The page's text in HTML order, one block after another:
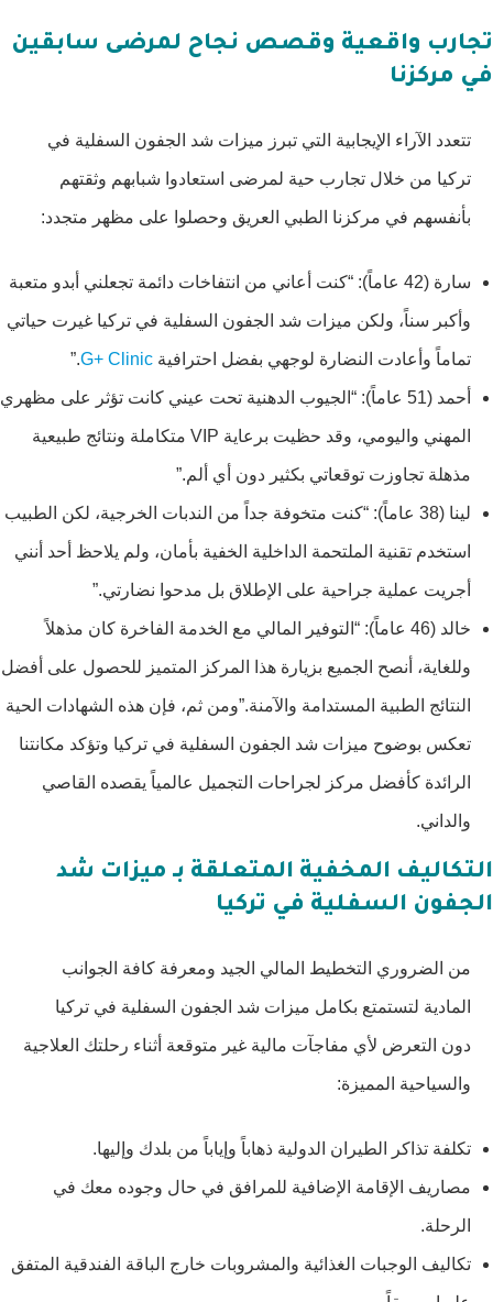
تجارب واقعية وقصص نجاح لمرضى سابقين
في مركزنا
تتعدد الآراء الإيجابية التي تبرز ميزات شد الجفون السفلية في
تركيا من خلال تجارب حية لمرضى استعادوا شبابهم وثقتهم
بأنفسهم في مركزنا الطبي العريق وحصلوا على مظهر متجدد:
سارة (42 عاماً): “كنت أعاني من انتفاخات دائمة تجعلني أبدو متعبة
وأكبر سناً، ولكن ميزات شد الجفون السفلية في تركيا غيرت حياتي
تماماً وأعادت النضارة لوجهي بفضل احترافية G+ Clinic
.”
أحمد (51 عاماً): “الجيوب الدهنية تحت عيني كانت تؤثر على مظهري
المهني واليومي، وقد حظيت برعاية VIP متكاملة ونتائج طبيعية
مذهلة تجاوزت توقعاتي بكثير دون أي ألم.”
لينا (38 عاماً): “كنت متخوفة جداً من الندبات الخرجية، لكن الطبيب
استخدم تقنية الملتحمة الداخلية الخفية بأمان، ولم يلاحظ أحد أنني
أجريت عملية جراحية على الإطلاق بل مدحوا نضارتي.”
خالد (46 عاماً): “التوفير المالي مع الخدمة الفاخرة كان مذهلاً
وللغاية، أنصح الجميع بزيارة هذا المركز المتميز للحصول على أفضل
النتائج الطبية المستدامة والآمنة.”ومن ثم، فإن هذه الشهادات الحية
تعكس بوضوح ميزات شد الجفون السفلية في تركيا وتؤكد مكانتنا
الرائدة كأفضل مركز لجراحات التجميل عالمياً يقصده القاصي
والداني.
التكاليف المخفية المتعلقة بـ ميزات شد
الجفون السفلية في تركيا
من الضروري التخطيط المالي الجيد ومعرفة كافة الجوانب
المادية لتستمتع بكامل ميزات شد الجفون السفلية في تركيا
دون التعرض لأي مفاجآت مالية غير متوقعة أثناء رحلتك العلاجية
والسياحية المميزة:
تكلفة تذاكر الطيران الدولية ذهاباً وإياباً من بلدك وإليها.
مصاريف الإقامة الإضافية للمرافق في حال وجوده معك في
الرحلة.
تكاليف الوجبات الغذائية والمشروبات خارج الباقة الفندقية المتفق